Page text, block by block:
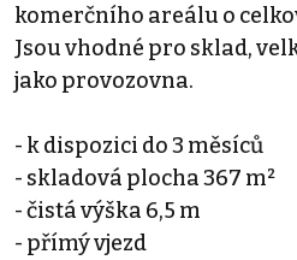
komerčního areálu o
Jsou vhodné pro sklad,
jako provozovna.
- k dispozici do 3 měsíců
- skladová plocha 367 m²
- čistá výška 6,5 m
- přímý vjezd